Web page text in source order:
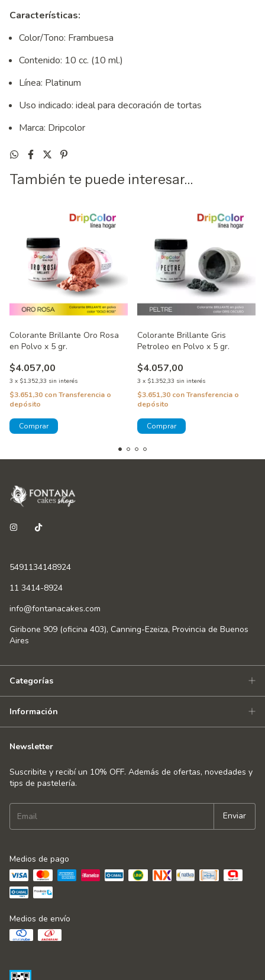
Características:
Color/Tono: Frambuesa
Contenido: 10 cc. (10 ml.)
Línea: Platinum
Uso indicado: ideal para decoración de tortas
Marca: Dripcolor
También te puede interesar...
Colorante Brillante Oro Rosa
en Polvo x 5 gr.
$4.057,00
3 x $1.352,33 sin interés
$3.651,30 conTransferencia o
depósito
Colorante Brillante Gris
Petroleo en Polvo x 5 gr.
$4.057,00
3 x $1.352,33 sin interés
$3.651,30 conTransferencia o
depósito
5491134148924
11 3414-8924
info@fontanacakes.com
Giribone 909 (oficina 403), Canning-Ezeiza, Provincia de Buenos
Aires
Categorías
Información
Newsletter
Suscribite y recibí un 10% OFF. Además de ofertas, novedades y
tips de pastelería.
Medios de pago
Medios de envío